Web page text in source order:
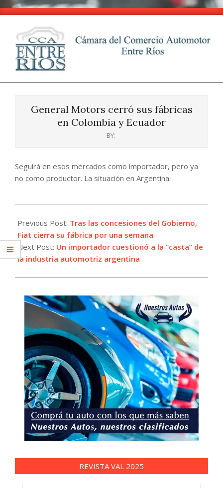
Skip
content
CCA
EntreGeneral Motors cerró sus fábricas
en Colombia y Ecuador
BY:
Seguirá en esos mercados como importador, pero ya
no como productor. La situación en Argentina.
04-
27
Previous Post: Tras las concesiones del Gobierno,
Fiat cierra su fábrica por una semana
Next Post: Un importador cuestionó a la “casta” de
la industria automotriz argentina
REVISTA VAL 2025